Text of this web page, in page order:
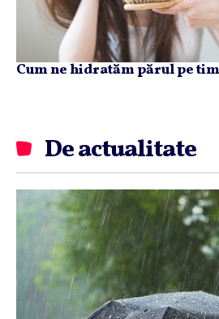
Cum ne hidratăm părul pe
De actualitate